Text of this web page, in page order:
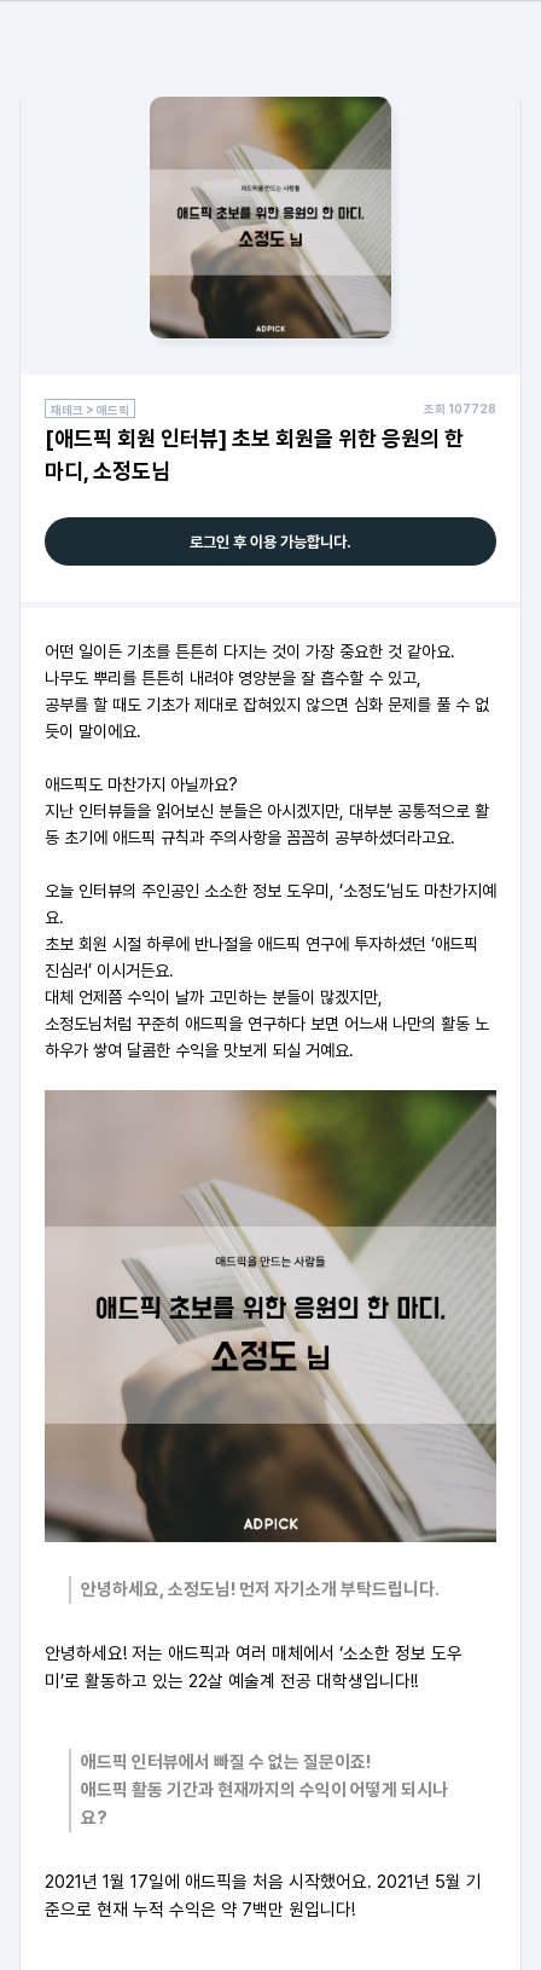
재테크 > 애드픽 조회 107728
[애드픽 회원 인터뷰] 초보 회원을 위한 응원의 한
마디, 소정도님
로그인 후 이용 가능합니다.
어떤 일이든 기초를 튼튼히 다지는 것이 가장 중요한 것 같아요.
나무도 뿌리를 튼튼히 내려야 영양분을 잘 흡수할 수 있고,
공부를 할 때도 기초가 제대로 잡혀있지 않으면 심화 문제를 풀 수 없
듯이 말이에요.
애드픽도 마찬가지 아닐까요?
지난 인터뷰들을 읽어보신 분들은 아시겠지만, 대부분 공통적으로 활
동 초기에 애드픽 규칙과 주의사항을 꼼꼼히 공부하셨더라고요.
오늘 인터뷰의 주인공인 소소한 정보 도우미, ‘소정도’님도 마찬가지예
요.
초보 회원 시절 하루에 반나절을 애드픽 연구에 투자하셨던 ‘애드픽
진심러’ 이시거든요.
대체 언제쯤 수익이 날까 고민하는 분들이 많겠지만,
소정도님처럼 꾸준히 애드픽을 연구하다 보면 어느새 나만의 활동 노
하우가 쌓여 달콤한 수익을 맛보게 되실 거예요.
안녕하세요, 소정도님! 먼저 자기소개 부탁드립니다.
안녕하세요! 저는 애드픽과 여러 매체에서 ‘소소한 정보 도우
미’로 활동하고 있는 22살 예술계 전공 대학생입니다!!
애드픽 인터뷰에서 빠질 수 없는 질문이죠!
애드픽 활동 기간과 현재까지의 수익이 어떻게 되시나
요?
2021년 1월 17일에 애드픽을 처음 시작했어요. 2021년 5월 기
준으로 현재 누적 수익은 약 7백만 원입니다!